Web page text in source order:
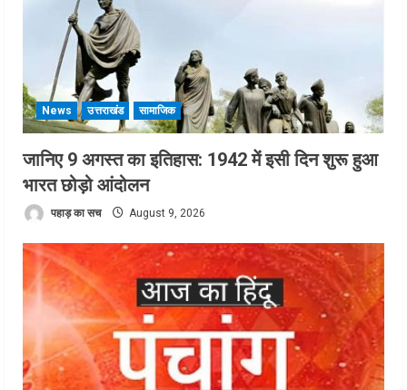
News उत्तराखंड सामाजिक
जानिए 9 अगस्त का इतिहास: 1942 में इसी दिन शुरू हुआ
भारत छोड़ो आंदोलन
पहाड़ का सच August 9, 2026